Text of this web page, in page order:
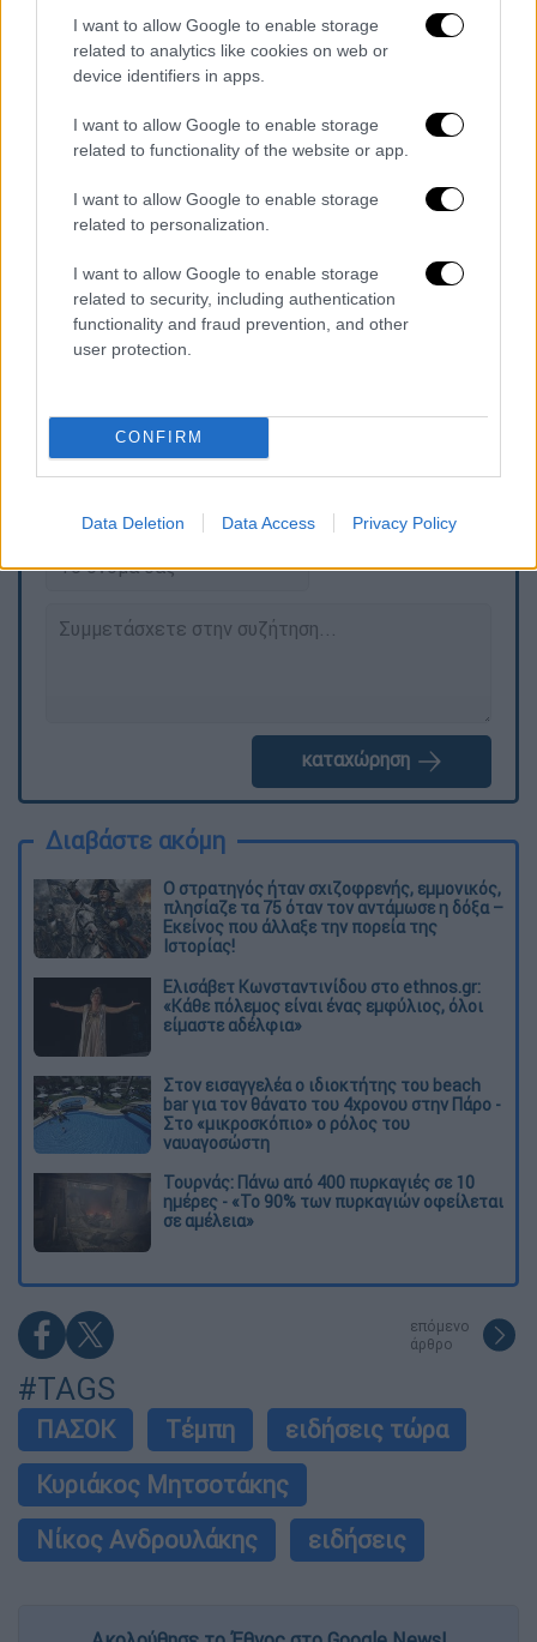
I want to allow Google to enable storage
related to analytics like cookies on web or
device identifiers in apps.
I want to allow Google to enable storage
related to functionality of the website or app.
I want to allow Google to enable storage
related to personalization.
I want to allow Google to enable storage
related to security, including authentication
functionality and fraud prevention, and other
user protection.
CONFIRM
Data Deletion Data Access Privacy Policy
Απάντησε και στον Υπουργό Δικαιοσύνης,
Γιώργο Φλωρίδη λέγοντας ότι άλλα είπε το
άλλαξε διότι αυτό που είπε εκθέτει τηΝέα
Δημοκρατία», δήλωσε. Τέλος, σε ότι αφορά
τα όσα ο Υπουργός Εξωτερικών,
Γιώργος
Γεραπετρίτηςαναρωτήθηκε αν υπάρχει καμία
της ευρωπαίας εισαγγελέα, το «όχι» για την
προανακριτική που ζήτησε τοΠΑΣΟΚ
«Υπάρχει κάποια απάντηση, καμία απάντηση»,
Τα σχολιά σας δημοσιεύονται άμεσα με δική σας ευθύνη. Το
διαγράφονται
καταχώρηση
Διαβάστε ακόμη
O στρατηγός ήταν σχιζοφρενής, εμμονικός,
πλησίαζε τα 75 όταν τον αντάμωσε η δόξα –
Εκείνος που άλλαξε την πορεία της
Ιστορίας!
Ελισάβετ Κωνσταντινίδου στο ethnos.gr:
«Κάθε πόλεμος είναι ένας εμφύλιος, όλοι
είμαστε αδέλφια»
Στον εισαγγελέα ο ιδιοκτήτης του beach
bar για τον θάνατο του 4χρονου στην Πάρο -
Στο «μικροσκόπιο» ο ρόλος του
ναυαγοσώστη
Τουρνάς: Πάνω από 400 πυρκαγιές σε 10
ημέρες - «Το 90% των πυρκαγιών οφείλεται
σε αμέλεια»
επόμενο
άρθρο
#TAGS
ΠΑΣΟΚ Τέμπη
ειδήσεις τώρα
Κυριάκος Μητσοτάκης
Νίκος Ανδρουλάκης
ειδήσεις